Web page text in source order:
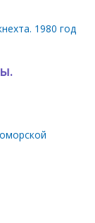
1980 год